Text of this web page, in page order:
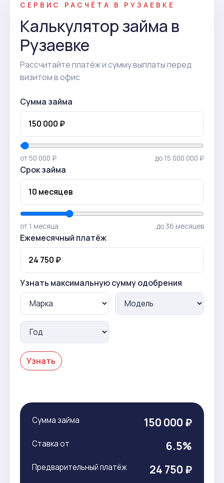
СЕРВИС РАСЧЁТА В РУЗАЕВКЕ
Калькулятор займа в
Рузаевке
Рассчитайте платёж и сумму выплаты перед
визитом в офис
Сумма займа
от 50 000 ₽ до 15 000 000 ₽
Срок займа
от 1 месяца до 36 месяцев
Ежемесячный платёж
Узнать максимальную сумму одобрения
Узнать
Сумма займа 150 000 ₽
Ставка от 6.5%
Предварительный платёж 24 750 ₽